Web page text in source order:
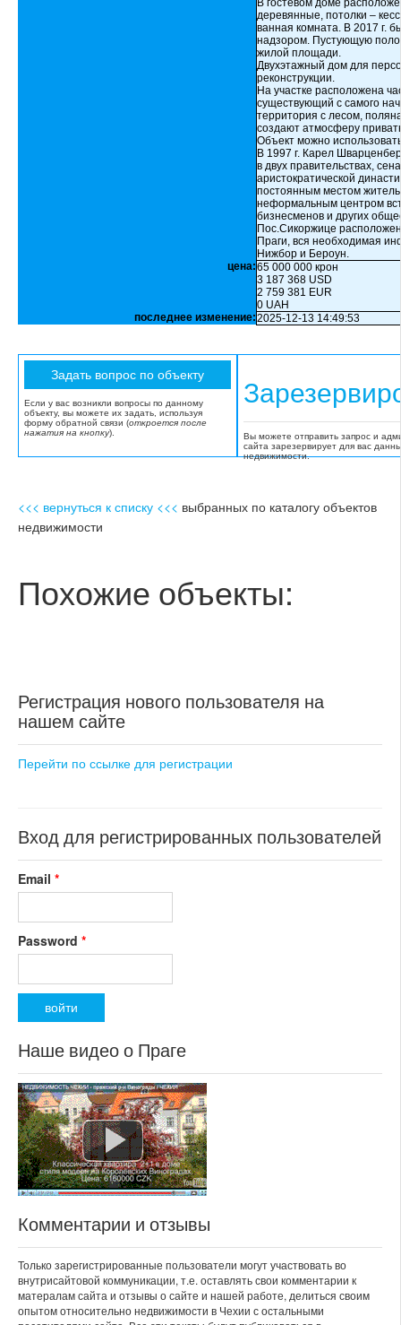
В гостевом доме
деревянные, потолки –
ванная комната. В 2017 г.
надзором. Пустующую
жилой площади.
Двухэтажный дом для
реконструкции.
На участке расположена
существующий с самого
территория с лесом,
создают атмосферу
Объект можно
В 1997 г. Карел
в двух правительствах,
аристократической
постоянным местом
неформальным центром
бизнесменов и других
Пос.Сикоржице
Праги, вся необходимая
Нижбор и Бероун.
цена:65 000 000 крон
3 187 368 USD
2 759 381 EUR
0 UAH
последнее изменение:2025-12-13 14:49:53
Если у вас возникли вопросы по данному
объекту, вы можете их задать, используя
форму обратной связи (откроется после
нажатия на кнопку).
Вы можете отправить запрос и
сайта зарезервирует для вас
недвижимости.
<<< вернуться к списку <<< выбранных по каталогу объектов
недвижимости
Похожие объекты:
Регистрация нового пользователя на
нашем сайте
Перейти по ссылке для регистрации
Вход для регистрированных пользователей
Email *
Password *
Наше видео о Праге
Комментарии и отзывы
Только зарегистрированные пользователи могут участвовать во
внутрисайтовой коммуникации, т.е. оставлять свои комментарии к
матералам сайта и отзывы о сайте и нашей работе, делиться своим
опытом относительно недвижимости в Чехии с остальными